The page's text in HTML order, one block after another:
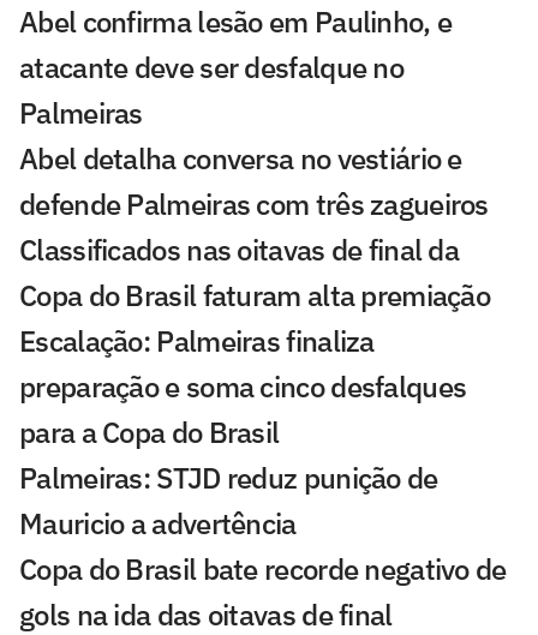
Abel confirma lesão em Paulinho, e
atacante deve ser desfalque no
Palmeiras
Abel detalha conversa no vestiário e
defende Palmeiras com três zagueiros
Classificados nas oitavas de final da
Copa do Brasil faturam alta premiação
Escalação: Palmeiras finaliza
preparação e soma cinco desfalques
para a Copa do Brasil
Palmeiras: STJD reduz punição de
Mauricio a advertência
Copa do Brasil bate recorde negativo de
gols na ida das oitavas de final